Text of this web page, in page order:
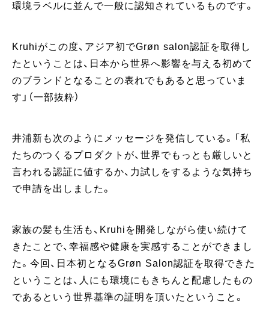
環境ラベルに並んで一般に認知されているものです。
Kruhiがこの度、アジア初でGrøn salon認証を取得し
たということは、日本から世界へ影響を与える初めて
のブランドとなることの表れでもあると思っていま
す」（一部抜粋）
井浦新も次のようにメッセージを発信している。「私
たちのつくるプロダクトが、世界でもっとも厳しいと
言われる認証に値するか、力試しをするような気持ち
で申請を出しました。
家族の髪も生活も、Kruhiを開発しながら使い続けて
きたことで、幸福感や健康を実感することができまし
た。今回、日本初となるGrøn Salon認証を取得できた
ということは、人にも環境にもきちんと配慮したもの
であるという世界基準の証明を頂いたということ。